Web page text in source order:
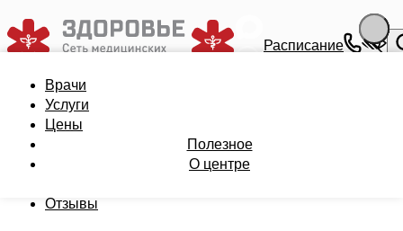
Расписание
Врачи
Цены
Полезное
О центре
Отзывы
Записаться на приём
Врачи
Услуги
Цены
Полезное
О центре
Врач на дом